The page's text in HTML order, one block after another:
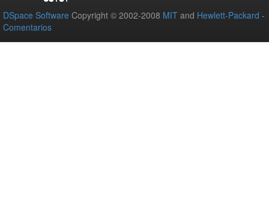
DSpace Software Copyright © 2002-2008 MIT and Hewlett-Packard -
Comentarios